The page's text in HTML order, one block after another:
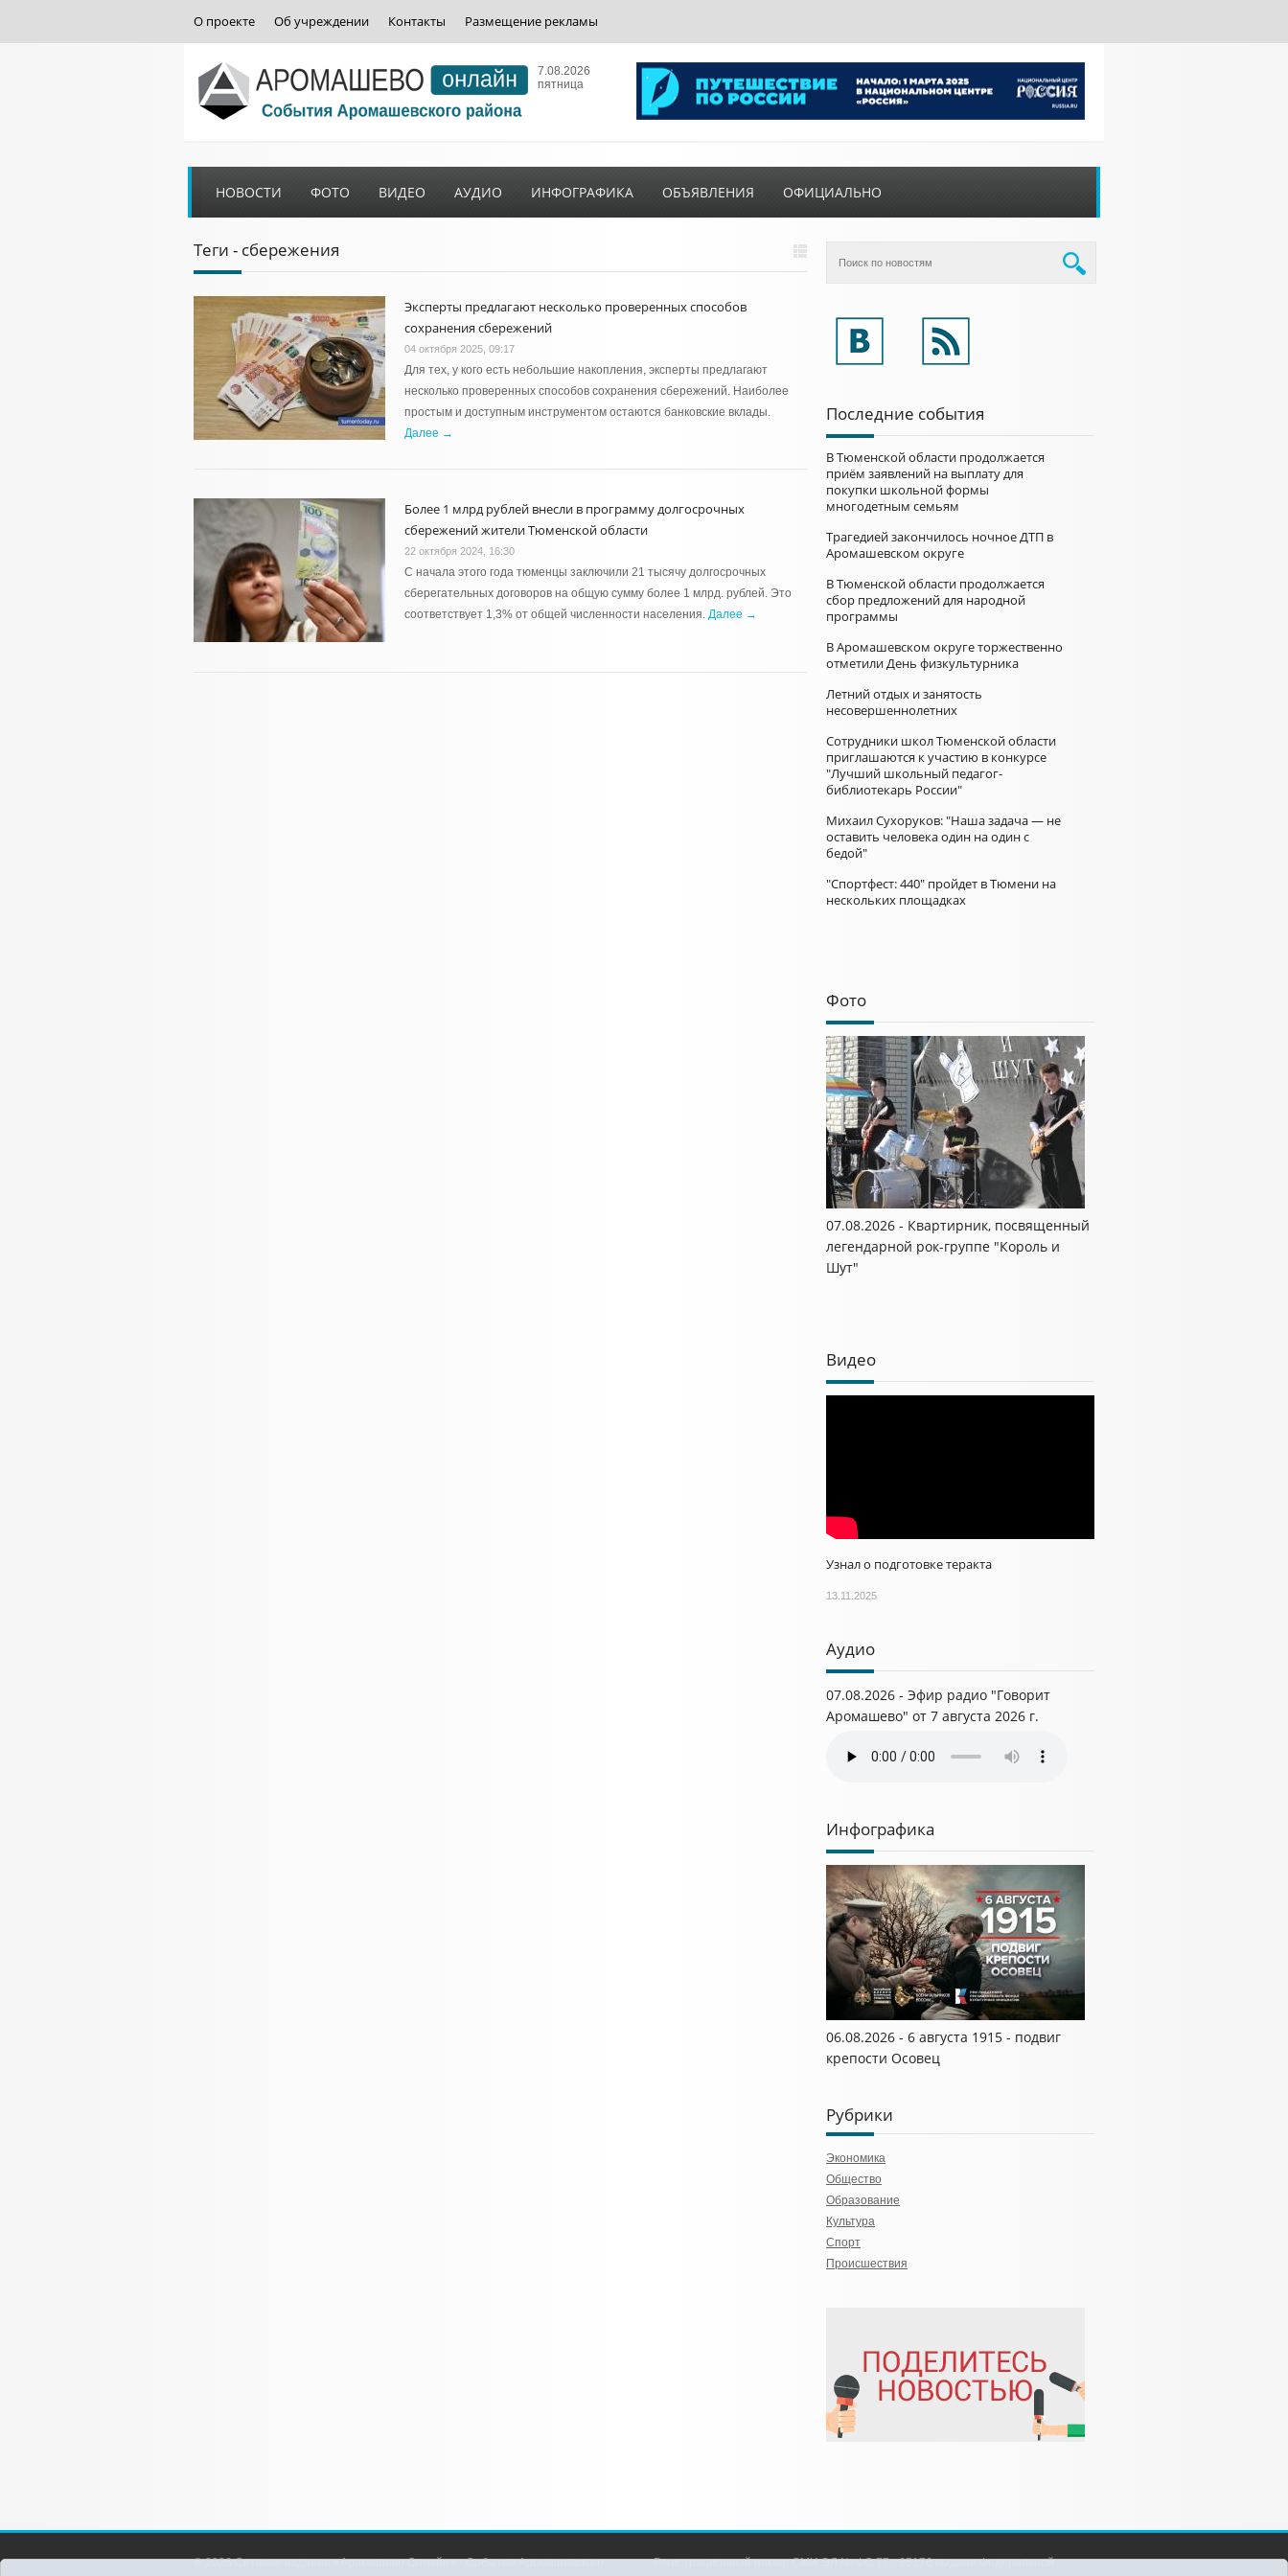
О проекте Об учреждении Контакты Размещение рекламы
7.08.2026
пятница
НОВОСТИ ФОТО ВИДЕО АУДИО ИНФОГРАФИКА ОБЪЯВЛЕНИЯ ОФИЦИАЛЬНО
Теги - сбережения
Эксперты предлагают несколько проверенных способов
сохранения сбережений
04 октября 2025, 09:17
Для тех, у кого есть небольшие накопления, эксперты предлагают
несколько проверенных способов сохранения сбережений. Наиболее
простым и доступным инструментом остаются банковские вклады.
Далее →
Более 1 млрд рублей внесли в программу долгосрочных
сбережений жители Тюменской области
22 октября 2024, 16:30
С начала этого года тюменцы заключили 21 тысячу долгосрочных
сберегательных договоров на общую сумму более 1 млрд. рублей. Это
соответствует 1,3% от общей численности населения. Далее →
Последние события
В Тюменской области продолжается
приём заявлений на выплату для
покупки школьной формы
многодетным семьям
Трагедией закончилось ночное ДТП в
Аромашевском округе
В Тюменской области продолжается
сбор предложений для народной
программы
В Аромашевском округе торжественно
отметили День физкультурника
Летний отдых и занятость
несовершеннолетних
Сотрудники школ Тюменской области
приглашаются к участию в конкурсе
"Лучший школьный педагог-
библиотекарь России"
Михаил Сухоруков: "Наша задача — не
оставить человека один на один с
бедой"
"Спортфест: 440" пройдет в Тюмени на
нескольких площадках
Фото
07.08.2026 - Квартирник, посвященный
легендарной рок-группе "Король и
Шут"
Видео
Узнал о подготовке теракта
13.11.2025
Аудио
07.08.2026 - Эфир радио "Говорит
Аромашево" от 7 августа 2026 г.
Инфографика
06.08.2026 - 6 августа 1915 - подвиг
крепости Осовец
Рубрики
Экономика
Общество
Образование
Культура
Спорт
Происшествия
© 2026 Сетевое издание «Аромашево Онлайн» - События Аромашевского Регистрационный номер СМИ ЭЛ № ФС 77 - 65176 выдано Федеральной